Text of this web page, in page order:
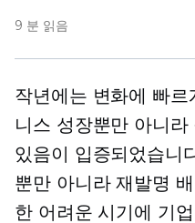
9 분 읽음
작년에는 변화에 빠
니스 성장뿐만 아니
있음이 입증되었습니
뿐만 아니라재발명
한 어려운 시기에 기